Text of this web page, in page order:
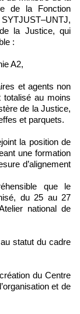
de la Fonction
la Justice, qui
:
A2,
et agents non
au moins
de la Justice,
et parquets.
la position de
une formation
d’alignement
que le
du 25 au 27
national de
statut du cadre
du Centre
et de